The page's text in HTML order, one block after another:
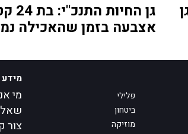
גן
אצבעה בזמן שהאכילה
פלילי
ביטחון
מוזיקה
מידע
מי
צור